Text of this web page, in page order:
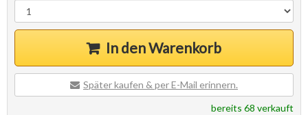
In den Warenkorb
Später kaufen & per E-Mail erinnern.
bereits 68 verkauft